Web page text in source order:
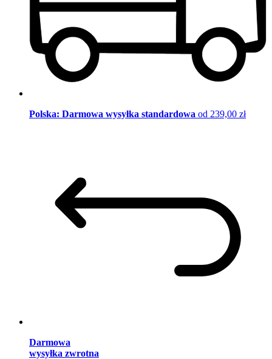
Polska: Darmowa wysyłka standardowa od 239,00 zł
Darmowa
wysyłka zwrotna